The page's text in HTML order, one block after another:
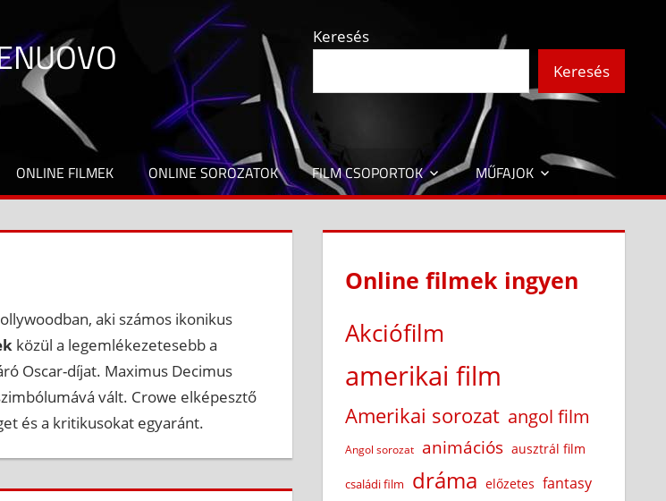
Keresés
Keresés
ONLINE FILMEK ONLINE SOROZATOK FILM CSOPORTOK MŰFAJOK
aki számos ikonikus
közül a legemlékezetesebb a
Oscar-díjat. Maximus Decimus
vált. Crowe elképesztő
és a kritikusokat egyaránt.
Online filmek ingyen
Akciófilm
amerikai film
Amerikai sorozat angol film
Angol sorozat animációs ausztrál film
családi film dráma előzetes fantasy